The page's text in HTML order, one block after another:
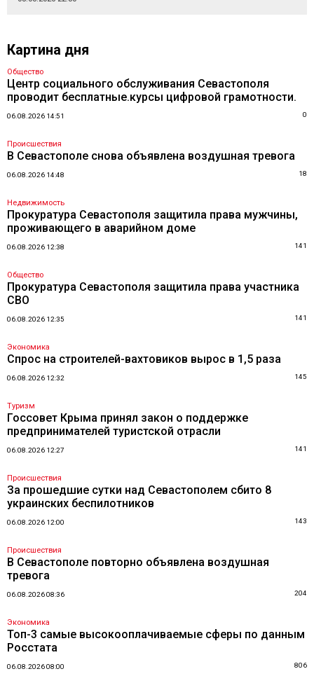
Картина дня
Общество
Центр социального обслуживания Севастополя
проводит бесплатные.курсы цифровой грамотности.
06.08.2026 14:51 0
Происшествия
В Севастополе снова объявлена воздушная тревога
06.08.2026 14:48 18
Недвижимость
Прокуратура Севастополя защитила права мужчины,
проживающего в аварийном доме
06.08.2026 12:38 141
Общество
Прокуратура Севастополя защитила права участника
СВО
06.08.2026 12:35 141
Экономика
Спрос на строителей-вахтовиков вырос в 1,5 раза
06.08.2026 12:32 145
Туризм
Госсовет Крыма принял закон о поддержке
предпринимателей туристской отрасли
06.08.2026 12:27 141
Происшествия
За прошедшие сутки над Севастополем сбито 8
украинских беспилотников
06.08.2026 12:00 143
Происшествия
В Севастополе повторно объявлена воздушная
тревога
06.08.2026 08:36 204
Экономика
Топ-3 самые высокооплачиваемые сферы по данным
Росстата
06.08.2026 08:00 806